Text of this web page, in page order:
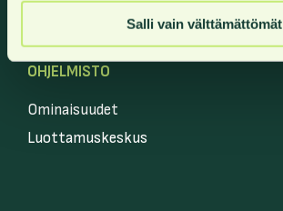
Salli vain välttämättömät
OHJELMISTO
Ominaisuudet
Luottamuskeskus